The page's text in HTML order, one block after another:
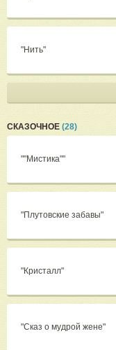
"Нить"
СКАЗОЧНОЕ (28)
""Мистика""
"Плутовские забавы"
"Кристалл"
"Сказ о мудрой жене"